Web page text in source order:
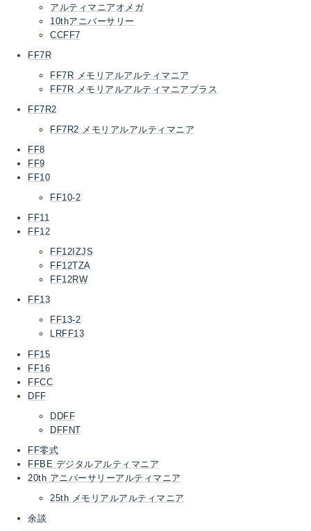
アルティマニアオメガ
10thアニバーサリー
CCFF7
FF7R
FF7R メモリアルアルティマニア
FF7R メモリアルアルティマニアプラス
FF7R2
FF7R2 メモリアルアルティマニア
FF8
FF9
FF10
FF10-2
FF11
FF12
FF12IZJS
FF12TZA
FF12RW
FF13
FF13-2
LRFF13
FF15
FF16
FFCC
DFF
DDFF
DFFNT
FF零式
FFBE デジタルアルティマニア
20th アニバーサリーアルティマニア
25th メモリアルアルティマニア
余談